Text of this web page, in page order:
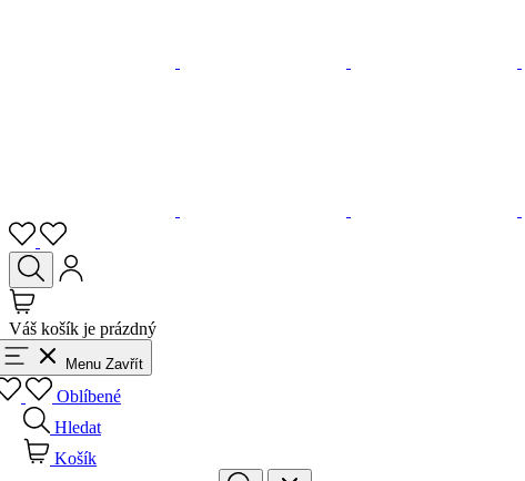
Váš košík je prázdný
Menu Zavřít
Oblíbené
Hledat
Košík